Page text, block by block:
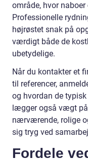
område, hvor
Professionelle
højrøstet snak på
værdigt både de
ubetydelige.
Når du kontakter et
til referencer,
og hvordan de
lægger også vægt
nærværende, rolige
sig tryg ved
Fordele